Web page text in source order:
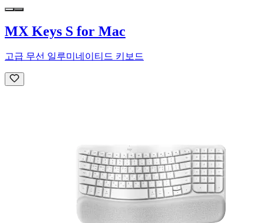
MX Keys S for Mac
고급 무선 일루미네이티드 키보드